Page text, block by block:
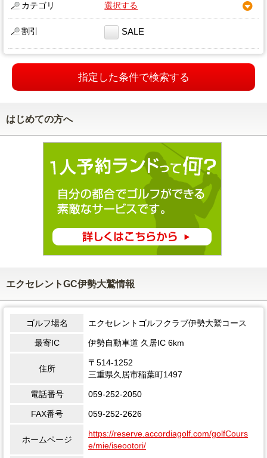
カテゴリ 選択する
割引 SALE
指定した条件で検索する
はじめての方へ
エクセレントGC伊勢大鷲情報
ゴルフ場名 エクセレントゴルフクラブ伊勢大鷲コース
最寄IC 伊勢自動車道 久居IC 6km
住所
〒514-1252
三重県久居市稲葉町1497
電話番号 059-252-2050
FAX番号 059-252-2626
ホームページ
https://reserve.accordiagolf.com/golfCours
e/mie/iseootori/